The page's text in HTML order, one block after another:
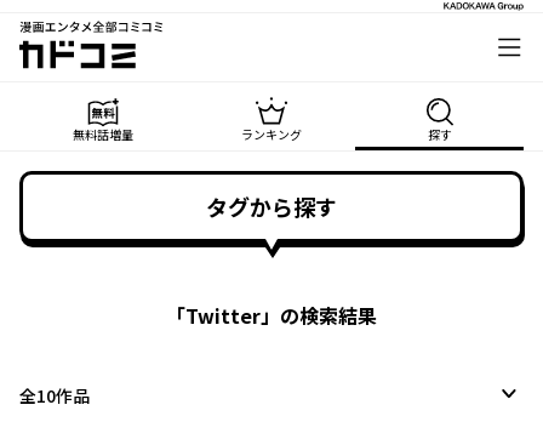
漫画エンタメ全部コミコミ
カドコミ
無料話増量 ランキング 探す
タグから探す
「Twitter」の検索結果
全10作品